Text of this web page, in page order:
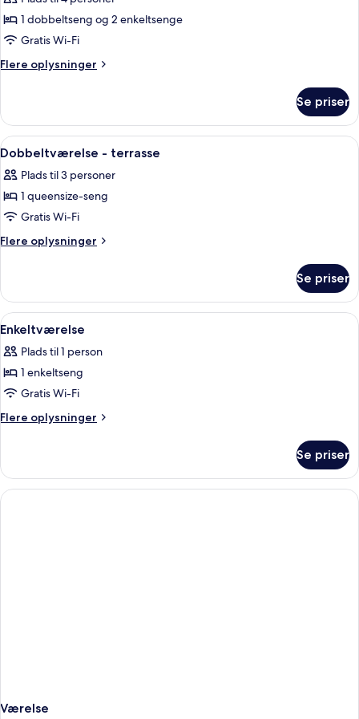
Familieværelse
1 dobbeltseng og 2 enkeltsenge
Gratis Wi-Fi
Flere oplysninger
Flere
Se priser
Indlæs
alle
billeder
af
Dobbeltværelse
-
Et hotelværelse med en stor seng,
6
Dobbeltværelse - terrasse
Plads til 3 personer
1 queensize-seng
Gratis Wi-Fi
Flere oplysninger
Flere
-
terrasse
Se priser
Indlæs
alle
billeder
af
Enkeltværelse
Et hotelværelse med en stor seng,
6
Enkeltværelse
Plads til 1 person
1 enkeltseng
Gratis Wi-Fi
Flere oplysninger
Flere
Se priser
Værelse